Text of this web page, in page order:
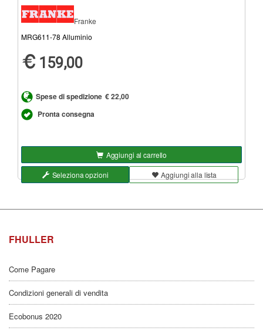
Franke
MRG611-78 Alluminio
159,00
Spese di spedizione € 22,00
Pronta consegna
Aggiungi al carrello
Seleziona opzioni
Aggiungi alla lista
FHULLER
Come Pagare
Condizioni generali di vendita
Ecobonus 2020